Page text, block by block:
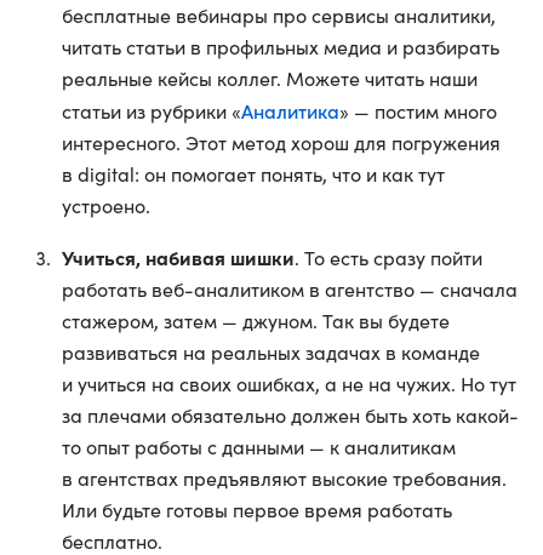
бесплатные вебинары про сервисы аналитики,
читать статьи в профильных медиа и разбирать
реальные кейсы коллег. Можете читать наши
статьи из рубрики «Аналитика» — постим много
интересного. Этот метод хорош для погружения
в digital: он помогает понять, что и как тут
устроено.
Учиться, набивая шишки. То есть сразу пойти
работать веб-аналитиком в агентство — сначала
стажером, затем — джуном. Так вы будете
развиваться на реальных задачах в команде
и учиться на своих ошибках, а не на чужих. Но тут
за плечами обязательно должен быть хоть какой-
то опыт работы с данными — к аналитикам
в агентствах предъявляют высокие требования.
Или будьте готовы первое время работать
бесплатно.